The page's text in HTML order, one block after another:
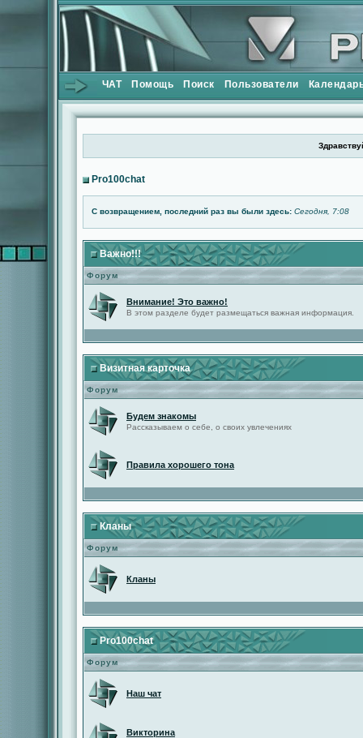
ЧАТ Помощь Поиск Пользователи
Pro100chat
С возвращением, последний раз вы были здесь: Сегодня, 7:08
Важно!!!
Форум
Внимание! Это важно!
В этом разделе будет размещаться важная информация.
Визитная карточка
Форум
Будем знакомы
Рассказываем о себе, о своих увлечениях
Правила хорошего тона
Кланы
Форум
Кланы
Pro100chat
Форум
Наш чат
Викторина